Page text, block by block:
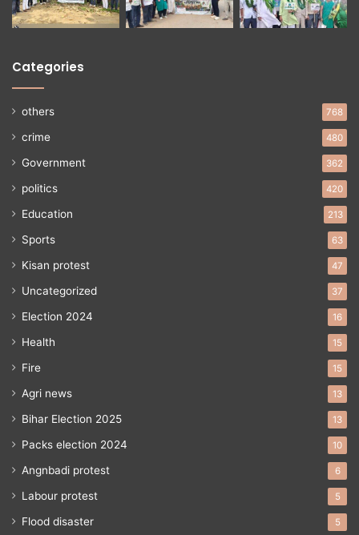
Categories
others 768
crime 480
Government 362
politics 420
Education 213
Sports 63
Kisan protest 47
Uncategorized 37
Election 2024 16
Health 15
Fire 15
Agri news 13
Bihar Election 2025 13
Packs election 2024 10
Angnbadi protest 6
Labour protest 5
Flood disaster 5